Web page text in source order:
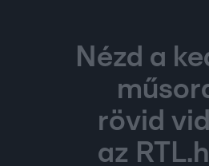
Nézd a
rövid
az